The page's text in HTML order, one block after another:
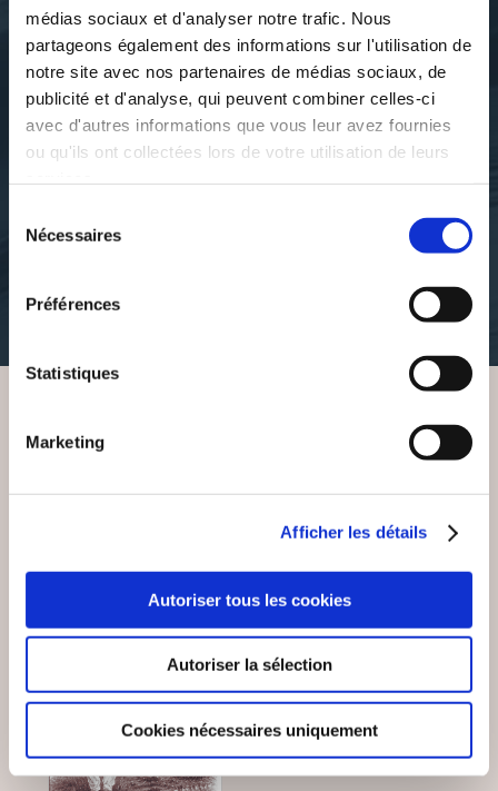
médias sociaux et d'analyser notre trafic. Nous
partageons également des informations sur l'utilisation de
notre site avec nos partenaires de médias sociaux, de
publicité et d'analyse, qui peuvent combiner celles-ci
avec d'autres informations que vous leur avez fournies
ou qu'ils ont collectées lors de votre utilisation de leurs
Nécessaires
Préférences
Statistiques
Marketing
Afficher les détails
Autoriser tous les cookies
Autoriser la sélection
Cookies nécessaires uniquement
Vincent Blénet
CHARMING PUNK
Vincent Blénet
CHRISTIAN HEAVY
VOUS AIMEREZ AUSSI